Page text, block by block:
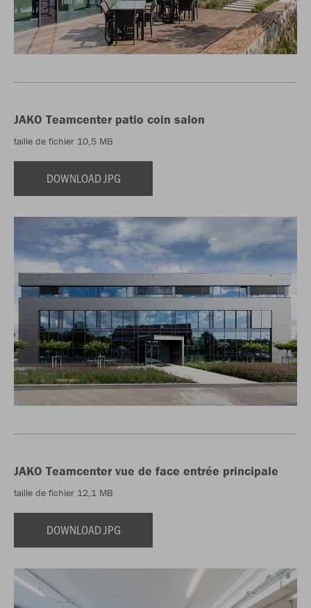
JAKO Teamcenter patio coin salon
taille de fichier 10,5 MB
DOWNLOAD JPG
JAKO Teamcenter vue de face entrée principale
taille de fichier 12,1 MB
DOWNLOAD JPG